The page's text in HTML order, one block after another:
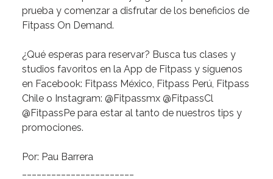
prueba y comenzar a disfrutar de los beneficios de
Fitpass On Demand.
¿Qué esperas para reservar? Busca tus clases y
studios favoritos en la App de Fitpass y síguenos
en Facebook: Fitpass México, Fitpass Perú, Fitpass
Chile o Instagram: @Fitpassmx @FitpassCl
@FitpassPe para estar al tanto de nuestros tips y
promociones.
Por: Pau Barrera